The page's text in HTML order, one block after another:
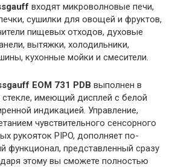
входят микроволновые печи,
сушилки для овощей и фруктов,
пищевых отходов, духовые
вытяжки, холодильники,
кухонные мойки и смесители.
EOM 731 PDB выполнен в
имеющий дисплей с белой
индикацией. Управление,
чувствительного сенсорного
рукояток PIPO, дополняет по-
функционал, представленный сразу
этому вы сможете полностью